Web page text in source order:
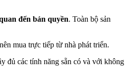
đến bản quyền. Toàn bộ sản
mua trực tiếp từ nhà phát triển.
đủ các tính năng sẵn có và với không